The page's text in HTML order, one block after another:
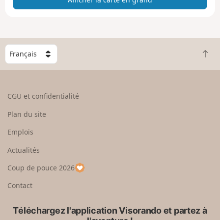
e
g
n
C
h
o
e
u
p
a
R
e
CGU et confidentialité
Plan du site
Emplois
Actualités
Coup de pouce 2026
Contact
Téléchargez l'application Visorando et partez à